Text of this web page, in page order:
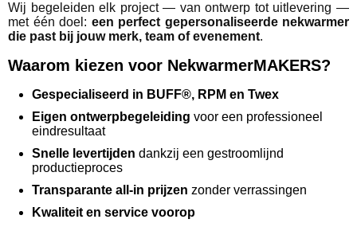
Wij begeleiden elk project — van ontwerp tot uitlevering —
met één doel: een perfect gepersonaliseerde nekwarmer
die past bij jouw merk, team of evenement.
Waarom kiezen voor NekwarmerMAKERS?
Gespecialiseerd in BUFF®, RPM en Twex
Eigen ontwerpbegeleiding voor een professioneel
eindresultaat
Snelle levertijden dankzij een gestroomlijnd
productieproces
Transparante all‑in prijzen zonder verrassingen
Kwaliteit en service voorop